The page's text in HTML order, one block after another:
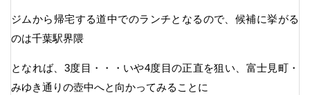
ジムから帰宅する道中でのランチとなるので、候補に挙がる
のは千葉駅界隈
となれば、3度目・・・いや4度目の正直を狙い、富士見町・
みゆき通りの壺中へと向かってみることに